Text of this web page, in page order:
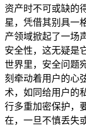
资产时不可或缺的
星，凭借其别具一
产领域掀起了一场
安全性，这无疑是
世界里，安全问题
刻牵动着用户的心
术，如同给用户的
行多重加密保护，
在，一旦不慎丢失